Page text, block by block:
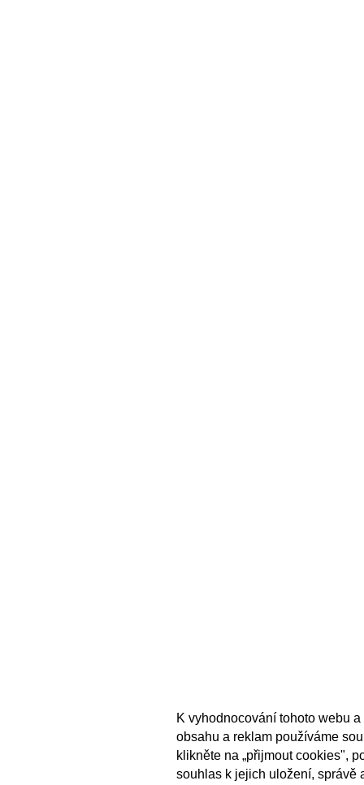
K vyhodnocování tohoto webu
obsahu a reklam používáme
klikněte na „přijmout cookies",
souhlas k jejich uložení, správě